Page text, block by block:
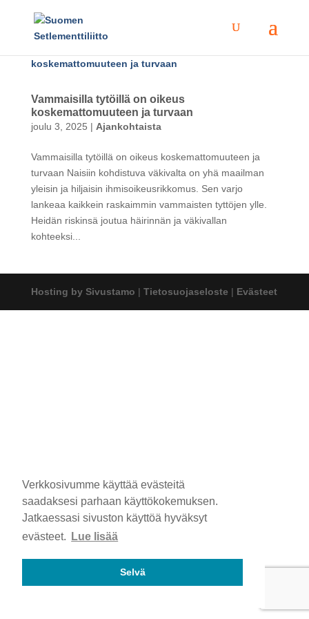
Verkkosivumme käyttää evästeitä
saadaksesi parhaan käyttökokemuksen.
Jatkaessasi sivuston käyttöä hyväksyt
evästeet.
Lue lisää
Selvä
Vammaisilla tytöillä on oikeus
koskemattomuuteen ja turvaan
joulu 3, 2025 | Ajankohtaista
Vammaisilla tytöillä on oikeus koskemattomuuteen ja
turvaan Naisiin kohdistuva väkivalta on yhä maailman
yleisin ja hiljaisin ihmisoikeusrikkomus. Sen varjo
lankeaa kaikkein raskaimmin vammaisten tyttöjen ylle.
Heidän riskinsä joutua häirinnän ja väkivallan
kohteeksi...
Hosting by Sivustamo |Tietosuojaseloste | Evästeet